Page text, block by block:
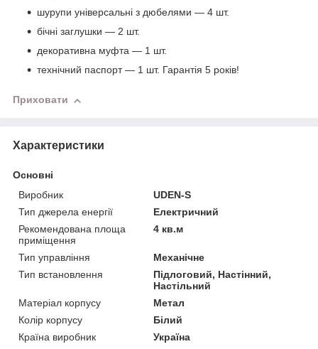
шурупи універсальні з дюбелями — 4 шт.
бічні заглушки — 2 шт.
декоративна муфта — 1 шт.
технічний паспорт — 1 шт. Гарантія 5 років!
Приховати
Характеристики
Основні
Виробник
UDEN-S
Тип джерела енергії
Електричний
Рекомендована площа
приміщення
4 кв.м
Тип управління
Механічне
Тип встановлення
Підлоговий, Настінний,
Настільний
Матеріал корпусу
Метал
Колір корпусу
Білий
Країна виробник
Україна